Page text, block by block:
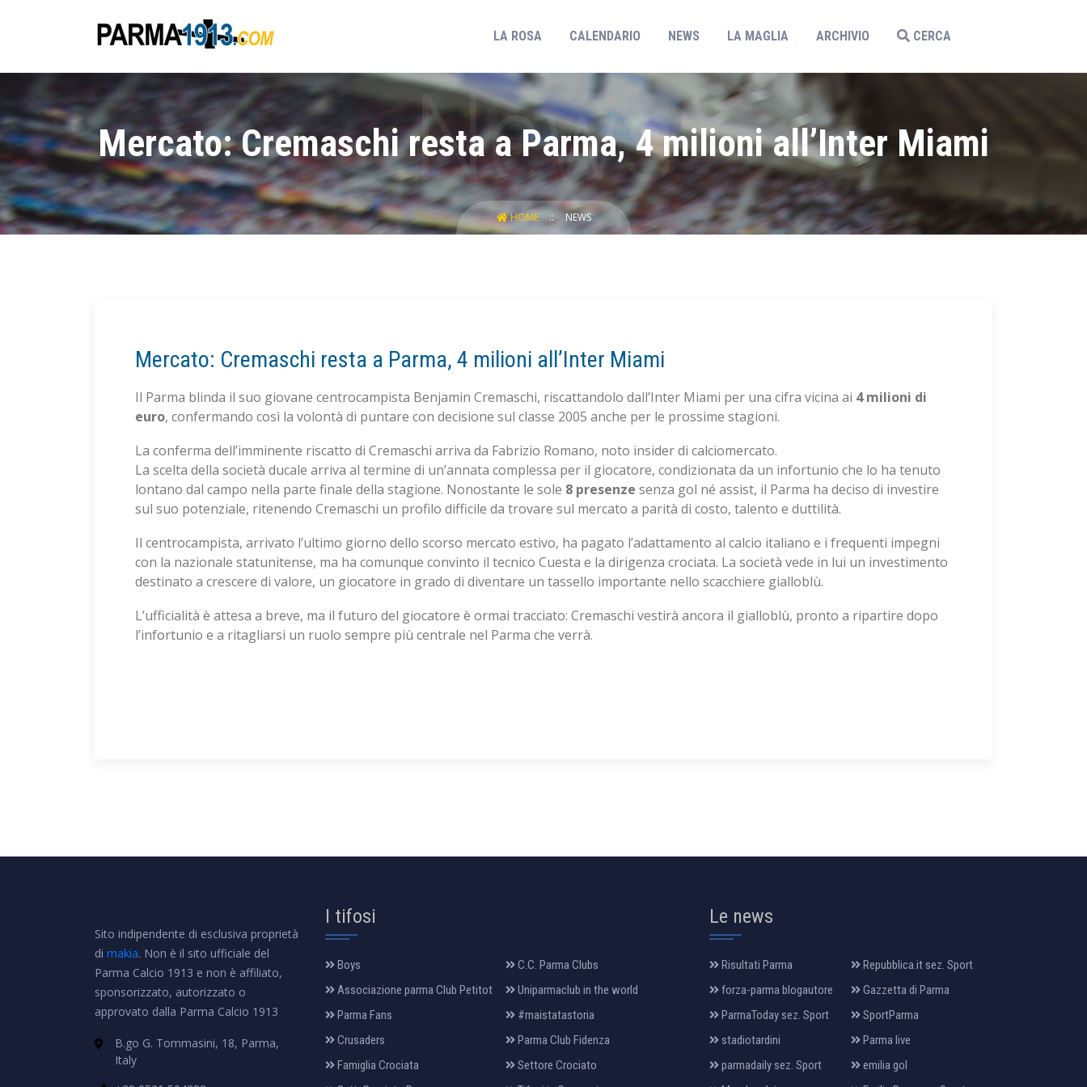
(CURRENT)
LA ROSA CALENDARIO NEWS LA MAGLIA ARCHIVIO CERCA
Mercato: Cremaschi resta a Parma, 4 milioni all’Inter Miami
HOME NEWS
Mercato: Cremaschi resta a Parma, 4 milioni all’Inter Miami
Il Parma blinda il suo giovane centrocampista Benjamin Cremaschi, riscattandolo dall’Inter Miami per una cifra vicina ai 4 milioni di
euro, confermando così la volontà di puntare con decisione sul classe 2005 anche per le prossime stagioni.
La conferma dell’imminente riscatto di Cremaschi arriva da Fabrizio Romano, noto insider di calciomercato.
La scelta della società ducale arriva al termine di un’annata complessa per il giocatore, condizionata da un infortunio che lo ha tenuto
lontano dal campo nella parte finale della stagione. Nonostante le sole 8 presenze senza gol né assist, il Parma ha deciso di investire
sul suo potenziale, ritenendo Cremaschi un profilo difficile da trovare sul mercato a parità di costo, talento e duttilità.
Il centrocampista, arrivato l’ultimo giorno dello scorso mercato estivo, ha pagato l’adattamento al calcio italiano e i frequenti impegni
con la nazionale statunitense, ma ha comunque convinto il tecnico Cuesta e la dirigenza crociata. La società vede in lui un investimento
destinato a crescere di valore, un giocatore in grado di diventare un tassello importante nello scacchiere gialloblù.
L’ufficialità è attesa a breve, ma il futuro del giocatore è ormai tracciato: Cremaschi vestirà ancora il gialloblù, pronto a ripartire dopo
l’infortunio e a ritagliarsi un ruolo sempre più centrale nel Parma che verrà.
Sito indipendente di esclusiva proprietà
di makia. Non è il sito ufficiale del
Parma Calcio 1913 e non è affiliato,
sponsorizzato, autorizzato o
approvato dalla Parma Calcio 1913
B.go G. Tommasini, 18, Parma,
Italy
I tifosi
Boys
C.C. Parma Clubs
Associazione parma Club Petitot
Uniparmaclub in the world
Parma Fans
#maistatastoria
Crusaders
Parma Club Fidenza
Famiglia Crociata
Settore Crociato
Le news
Risultati Parma
Repubblica.it sez. Sport
forza-parma blogautore
Gazzetta di Parma
ParmaToday sez. Sport
SportParma
stadiotardini
Parma live
parmadaily sez. Sport
emilia gol